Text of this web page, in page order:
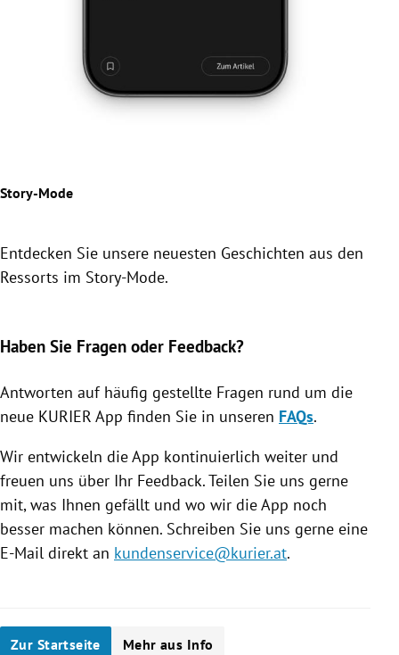
Story-Mode
Entdecken Sie unsere neuesten Geschichten aus den
Ressorts im Story-Mode.
Haben Sie Fragen oder Feedback?
Antworten auf häufig gestellte Fragen rund um die
neue KURIER App finden Sie in unseren FAQs.
Wir entwickeln die App kontinuierlich weiter und
freuen uns über Ihr Feedback. Teilen Sie uns gerne
mit, was Ihnen gefällt und wo wir die App noch
besser machen können. Schreiben Sie uns gerne eine
E-Mail direkt an kundenservice@kurier.at.
Zur Startseite Mehr aus Info